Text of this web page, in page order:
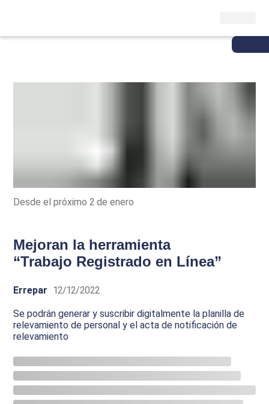
Desde el próximo 2 de enero
Mejoran la herramienta
“Trabajo Registrado en Línea”
Errepar 12/12/2022
Se podrán generar y suscribir digitalmente la planilla de
relevamiento de personal y el acta de notificación de
relevamiento